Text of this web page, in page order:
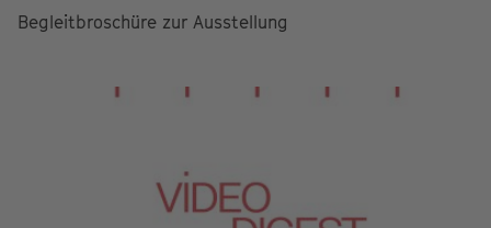
Begleitbroschüre zur Ausstellung